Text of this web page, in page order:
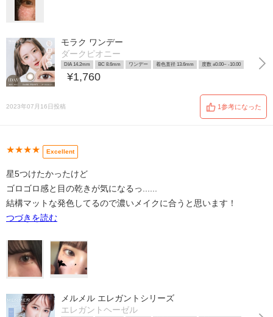
モラク ワンデー
ダークピオニー
DIA 14.2mm BC 8.6mm ワンデー 着色直径 13.6mm 度数 ±0.00~ -10.00
¥1,760
2023年07月16日投稿 1参考になった
★★★★ Excellent
星5つけたかったけど
ゴロゴロ感と目の乾きが気になるっ......
結構マットな発色してるので濃いメイクに合うと思います！
つづきを読む
メルメル エレガントシリーズ
エレガントヘーゼル